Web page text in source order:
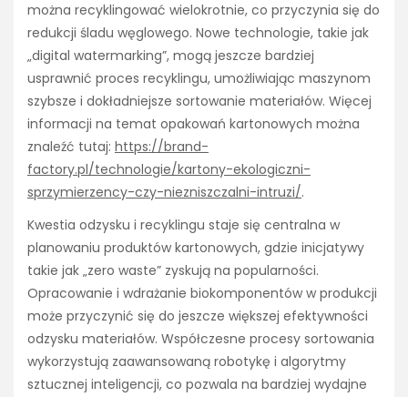
można recyklingować wielokrotnie, co przyczynia się do
redukcji śladu węglowego. Nowe technologie, takie jak
„digital watermarking”, mogą jeszcze bardziej
usprawnić proces recyklingu, umożliwiając maszynom
szybsze i dokładniejsze sortowanie materiałów. Więcej
informacji na temat opakowań kartonowych można
znaleźć tutaj: https://brand-
factory.pl/technologie/kartony-ekologiczni-
sprzymierzency-czy-niezniszczalni-intruzi/.
Kwestia odzysku i recyklingu staje się centralna w
planowaniu produktów kartonowych, gdzie inicjatywy
takie jak „zero waste” zyskują na popularności.
Opracowanie i wdrażanie biokomponentów w produkcji
może przyczynić się do jeszcze większej efektywności
odzysku materiałów. Współczesne procesy sortowania
wykorzystują zaawansowaną robotykę i algorytmy
sztucznej inteligencji, co pozwala na bardziej wydajne